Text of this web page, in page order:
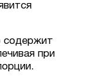
содержит
при